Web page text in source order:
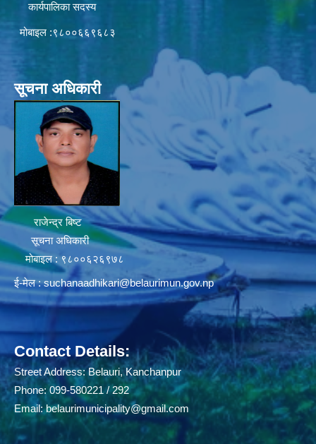
कार्यपालिका सदस्य
मोबाइल :९८००६६९६८३
सूचना अधिकारी
राजेन्द्र बिष्ट
सूचना अधिकारी
मोबाइल : ९८००६२६९७८
ई-मेल :suchanaadhikari@belaurimun.gov.np
Contact Details:
Street Address: Belauri, Kanchanpur
Phone: 099-580221 / 292
Email:belaurimunicipality@gmail.com